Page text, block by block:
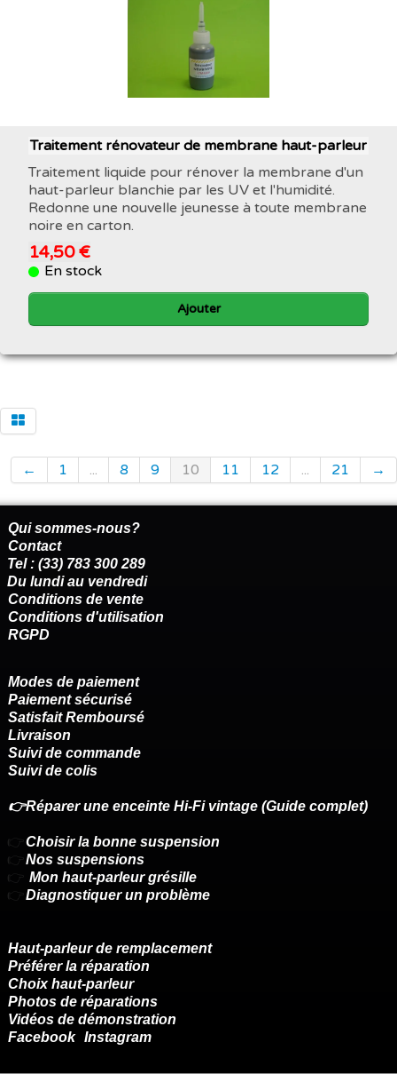
Traitement rénovateur de membrane haut-parleur
Traitement liquide pour rénover la membrane d'un
haut-parleur blanchie par les UV et l'humidité.
Redonne une nouvelle jeunesse à toute membrane
noire en carton.
14,50 €
En stock
Ajouter
← 1 ... 8 9 10 11 12 ... 21 →
Qui sommes-nous?
Contact
Tel : (33) 783 300 289
Du lundi au vendredi
Conditions de vente
Conditions d'utilisation
RGPD
Modes de paiement
Paiement sécurisé
Satisfait Remboursé
Livraison
Suivi de commande
Suivi de colis
👉Réparer une enceinte Hi-Fi vintage (Guide complet)
👉 Choisir la bonne suspension
👉 Nos suspensions
👉 Mon haut-parleur grésille
👉 Diagnostiquer un problème
Haut-parleur de remplacement
Préférer la réparation
Choix haut-parleur
Photos de réparations
Vidéos de démonstration
Facebook Instagram